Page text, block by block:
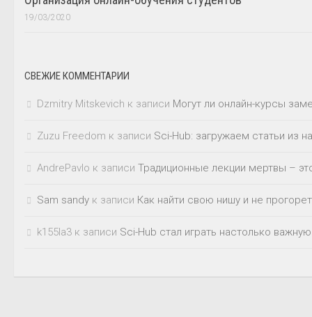
19/03/2020
СВЕЖИЕ КОММЕНТАРИИ
Dzmitry Mitskevich к записи Могут ли онлайн-курсы
Zuzu Freedom к записи Sci-Hub: загружаем статьи из
AndrePavlo к записи Традиционные лекции мертвы –
Sam sandy к записи Как найти свою нишу и не
k155la3 к записи Sci-Hub стал играть настолько